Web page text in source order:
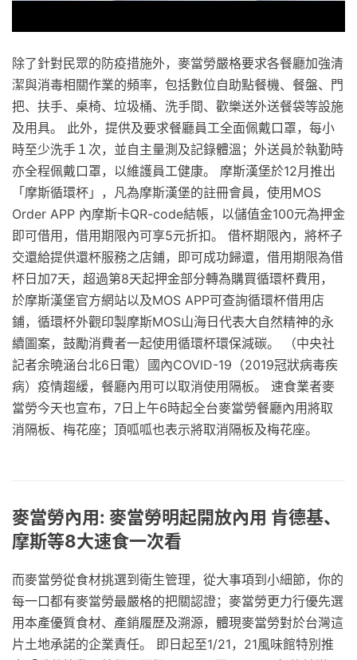
除了針對民眾的防疫措施外，麥當勞嚴格要求各餐廳加強清
潔與消毒相關作業的頻率，包括數位自助點餐機、餐盤、門
把、扶手、桌椅、垃圾桶、洗手間、歡樂送外送餐袋等設施
及用具。 此外，提供及要求餐廳員工全面佩戴口罩，每小
時至少洗手１次，並自主量測及記錄體溫；外送員於執勤時
亦全程佩戴口罩，以維護員工健康。 摩斯漢堡於12月推出
「摩斯循環杯」，凡為摩斯漢堡的註冊會員，使用MOS
Order APP 內摩斯卡QR-code結帳，以儲值金100元為押金
即可借用，借用期限內可享5元折扣。 借杯期限內，將杯子
交還給提供還杯服務之店鋪，即可成功歸還，借用期限為借
杯日加7天，超過第8天起押金部分轉為購買循環杯費用，
於摩斯漢堡官方網站以及MOS APP可查詢循環杯借用店
鋪，循環杯外觀印製摩斯MOS山海日代表大自然精神的永
續圖案，鼓勵消費者一起使用循環杯環保減碳。 （中央社
記者余曉涵台北6日電）國內COVID-19（2019冠狀病毒疾
病）疫情趨緩，餐廳內用可以取消使用隔板。 速食業者麥
當勞今天也宣布，7日上午6時起全台麥當勞餐廳內用將取
消隔板、梅花座；頂呱呱也表示將取消隔板及梅花座。
麥當勞內用: 麥當勞明起開放內用 肯德基、
摩斯等8大速食一次看
而麥當勞從食材挑選到衛生管理，從大事項到小細節，你的
每一口都有麥當勞最嚴格的把關認證；麥當勞更力行優先選
用本產優質食材、產銷履歷及溯源，體現麥當勞對於台灣這
片土地承諾的企業責任。 即日起至1/21，21風味館特別推